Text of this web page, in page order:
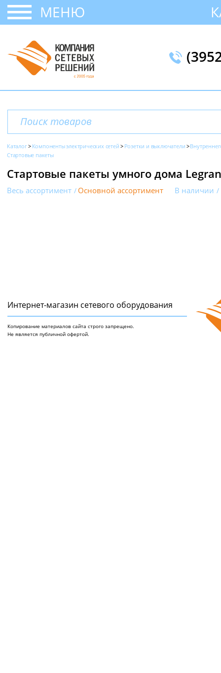
МЕНЮ
Каталог Компоненты электрических сетей Розетки и выключатели
Стартовые пакеты
Стартовые пакеты умного дома
Весь ассортимент Основной ассортимент В наличии
Интернет-магазин сетeвого оборудования
Копирование материалов сайта строго запрещено.
Не является публичной офертой.